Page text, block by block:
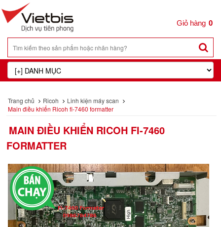
0
Trang chủ Ricoh
Linh kiện máy scan
Main điều khiển Ricoh fi-7460 formatter
MAIN ĐIỀU KHIỂN RICOH FI-7460
FORMATTER